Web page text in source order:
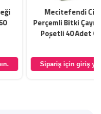
Mecitefendi Civan
Perçemli Bitki Çayı Süzen
Poşetli 40 Adet 60 Gr
Sipariş için giriş yapın.